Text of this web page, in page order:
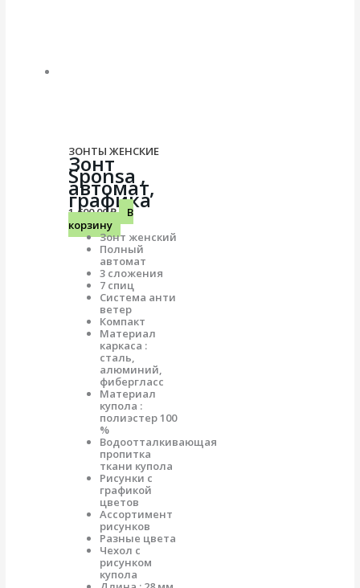
ЗОНТЫ ЖЕНСКИЕ
Зонт
Sponsa ,
автомат,
графика
1,600.00₽
В
корзину
Зонт женский
Полный
автомат
3 сложения
7 спиц
Система анти
ветер
Компакт
Материал
каркаса :
сталь,
алюминий,
фибергласс
Материал
купола :
полиэстер 100
%
Водоотталкивающая
пропитка
ткани купола
Рисунки с
графикой
цветов
Ассортимент
рисунков
Разные цвета
Чехол с
рисунком
купола